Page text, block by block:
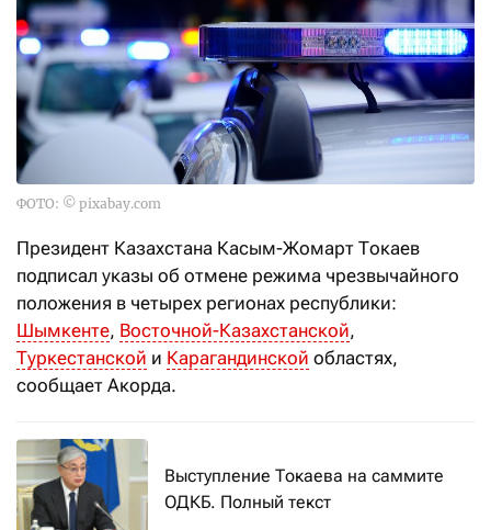
ФОТО: © pixabay.com
Президент Казахстана Касым-Жомарт Токаев
подписал указы об отмене режима чрезвычайного
положения в четырех регионах республики:
Шымкенте, Восточной-Казахстанской,
Туркестанской и Карагандинской областях,
сообщает Акорда.
Выступление Токаева на саммите
ОДКБ. Полный текст